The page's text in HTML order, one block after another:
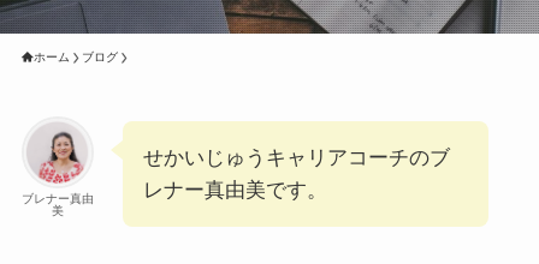
ホーム ブログ
ブレナー真由
美
せかいじゅうキャリアコーチのブ
レナー真由美です。